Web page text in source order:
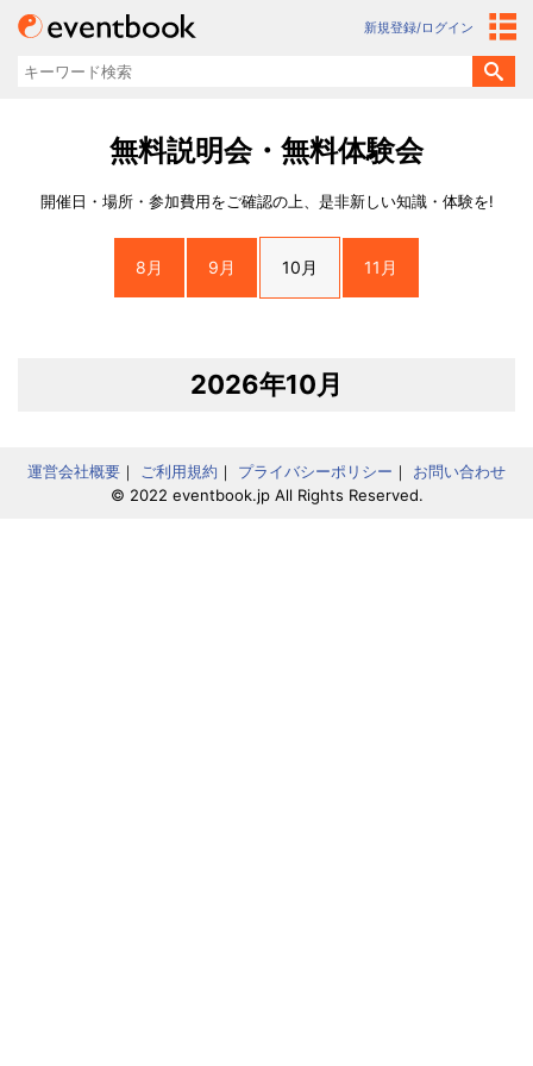
新規登録/ログイン
無料説明会・無料体験会
開催日・場所・参加費用をご確認の上、是非新しい知識・体験を!
8月 9月 10月 11月
2026年10月
運営会社概要 ｜ ご利用規約 ｜ プライバシーポリシー ｜ お問い合わせ
© 2022 eventbook.jp All Rights Reserved.